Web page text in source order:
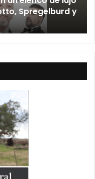
Spregelburd y